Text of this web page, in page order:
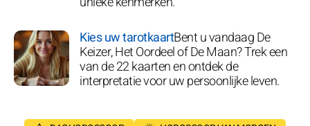
Kies uw tarotkaartBent u vandaag De
Keizer, Het Oordeel of De Maan? Trek een
van de 22 kaarten en ontdek de
interpretatie voor uw persoonlijke leven.